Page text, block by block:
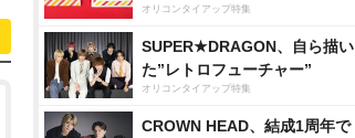
オリコンタイアップ特集
SUPER★DRAGON、自ら描い
た”レトロフューチャー”
オリコンタイアップ特集
CROWN HEAD、結成1周年で